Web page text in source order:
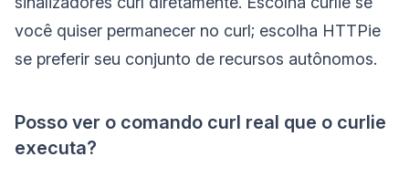
você quiser permanecer no curl; escolha HTTPie
se preferir seu conjunto de recursos autônomos.
Posso ver o comando curl real que o curlie
executa?